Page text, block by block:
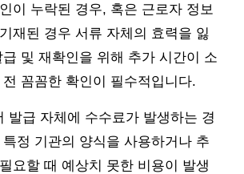
이 누락된 경우, 혹은 근로자 정보
재된 경우 서류 자체의 효력을 잃
및 재확인을 위해 추가 시간이 소
꼼꼼한 확인이 필수적입니다.
발급 자체에 수수료가 발생하는 경
정 기관의 양식을 사용하거나 추
요할 때 예상치 못한 비용이 발생